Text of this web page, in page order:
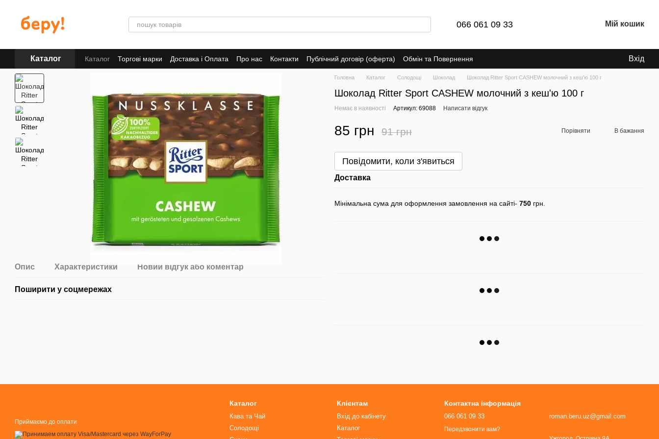
066 061 09 33 Мій кошик
Каталог Каталог Торгові марки Доставка і Оплата Про нас Контакти Публічний договір (оферта) Обмін та Повернення Вхід
Опис Характеристики Новий відгук або коментар
Поширити у соцмережах
Головна Каталог Солодощі Шоколад Шоколад Ritter Sport CASHEW молочний з кеш'ю 100 г
Шоколад Ritter Sport CASHEW молочний з кеш'ю 100 г
Немає в наявності Артикул: 69088 Написати відгук
85 грн 91 грн Порівняти В бажання
Повідомити, коли з'явиться
Доставка
Мінімальна сума для оформлення замовлення на сайті- 750 грн.
Приймаємо до оплати
Каталог
Кава та Чай
Солодощі
Клієнтам
Вхід до кабінету
Каталог
Контактна інформація
066 061 09 33
Передзвонити вам?
roman.beru.uz@gmail.com